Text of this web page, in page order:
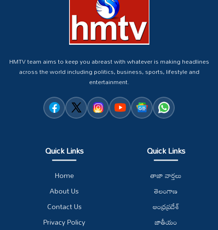
HMTV team aims to keep you abreast with whatever is making headlines
across the world including politics, business, sports, lifestyle and
entertainment.
Quick Links
Home
About Us
Contact Us
Privacy Policy
Quick Links
తాజా వార్తలు
తెలంగాణ
ఆంధ్రప్రదేశ్
జాతీయం